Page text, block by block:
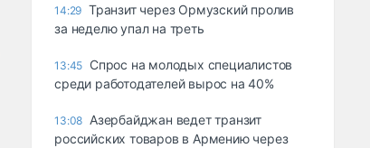
14:29 Транзит через Ормузский пролив
за неделю упал на треть
13:45 Спрос на молодых специалистов
среди работодателей вырос на 40%
13:08 Азербайджан ведет транзит
российских товаров в Армению через